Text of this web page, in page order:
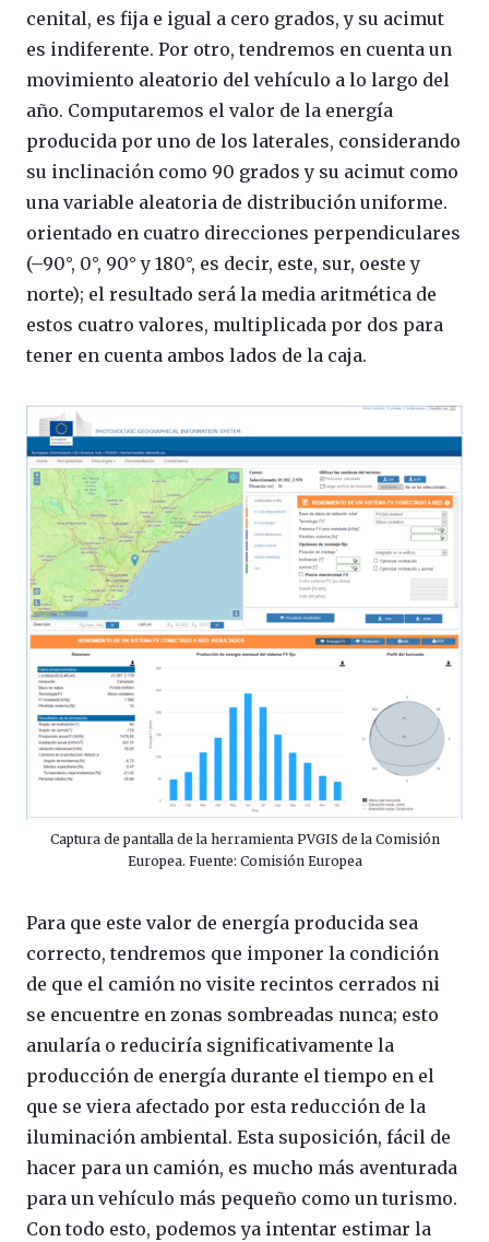
cenital, es fija e igual a cero grados, y su acimut
es indiferente. Por otro, tendremos en cuenta un
movimiento aleatorio del vehículo a lo largo del
año. Computaremos el valor de la energía
producida por uno de los laterales, considerando
su inclinación como 90 grados y su acimut como
una variable aleatoria de distribución uniforme.
orientado en cuatro direcciones perpendiculares
(–90°, 0°, 90° y 180°, es decir, este, sur, oeste y
norte); el resultado será la media aritmética de
estos cuatro valores, multiplicada por dos para
tener en cuenta ambos lados de la caja.
Captura de pantalla de la herramienta PVGIS de la Comisión
Europea. Fuente: Comisión Europea
Para que este valor de energía producida sea
correcto, tendremos que imponer la condición
de que el camión no visite recintos cerrados ni
se encuentre en zonas sombreadas nunca; esto
anularía o reduciría significativamente la
producción de energía durante el tiempo en el
que se viera afectado por esta reducción de la
iluminación ambiental. Esta suposición, fácil de
hacer para un camión, es mucho más aventurada
para un vehículo más pequeño como un turismo.
Con todo esto, podemos ya intentar estimar la